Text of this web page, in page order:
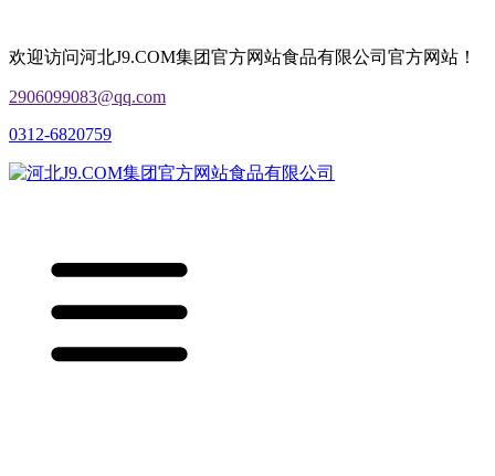
欢迎访问河北J9.COM集团官方网站食品有限公司官方网站！
2906099083@qq.com
0312-6820759